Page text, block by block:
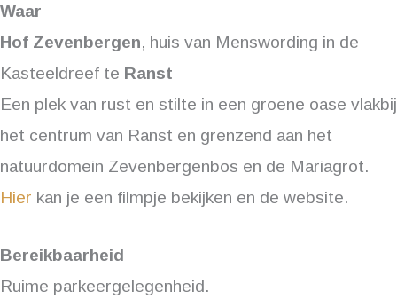
Waar
Hof Zevenbergen, huis van Menswording in de
Kasteeldreef te Ranst
Een plek van rust en stilte in een groene oase vlakbij
het centrum van Ranst en grenzend aan het
natuurdomein Zevenbergenbos en de Mariagrot.
Hier kan je een filmpje bekijken en de website.
Bereikbaarheid
Ruime parkeergelegenheid.